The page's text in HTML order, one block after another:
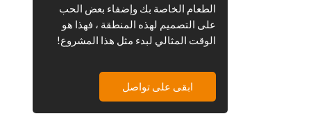
الطعام الخاصة بك وإضفاء بعض الحب
على التصميم لهذه المنطقة ، فهذا هو
الوقت المثالي لبدء مثل هذا المشروع!
ابقى على تواصل